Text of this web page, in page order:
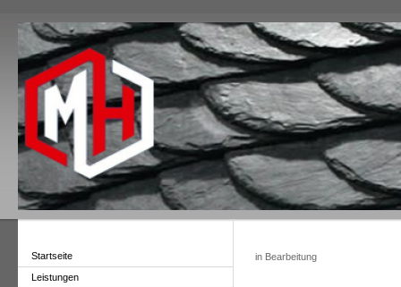
Startseite
Leistungen
in Bearbeitung